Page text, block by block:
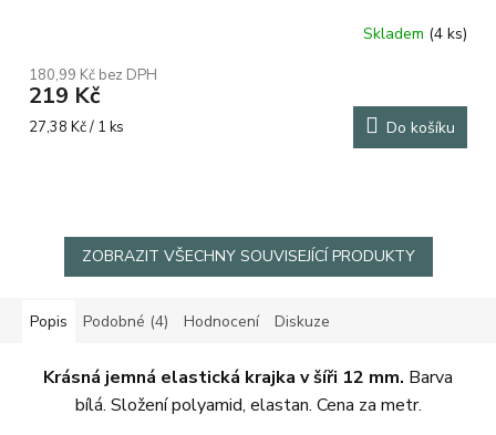
Skladem (4 ks)
180,99 Kč bez DPH
219 Kč
Měrná
27,38 Kč / 1 ks Do košíku
ZOBRAZIT VŠECHNY SOUVISEJÍCÍ PRODUKTY
Popis Podobné (4) Hodnocení Diskuze
Krásná jemná elastická krajka v šíři 12 mm. Barva
bílá. Složení polyamid, elastan. Cena za metr.